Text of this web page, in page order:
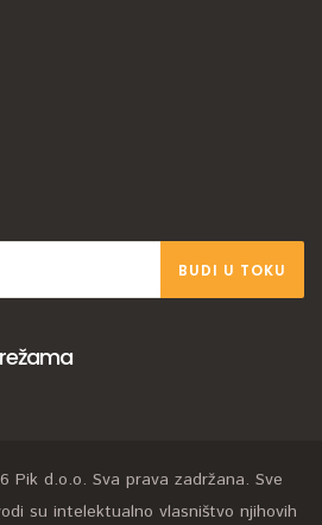
BUDI U TOKU
Pik d.o.o. Sva prava zadržana. Sve
su intelektualno vlasništvo njihovih